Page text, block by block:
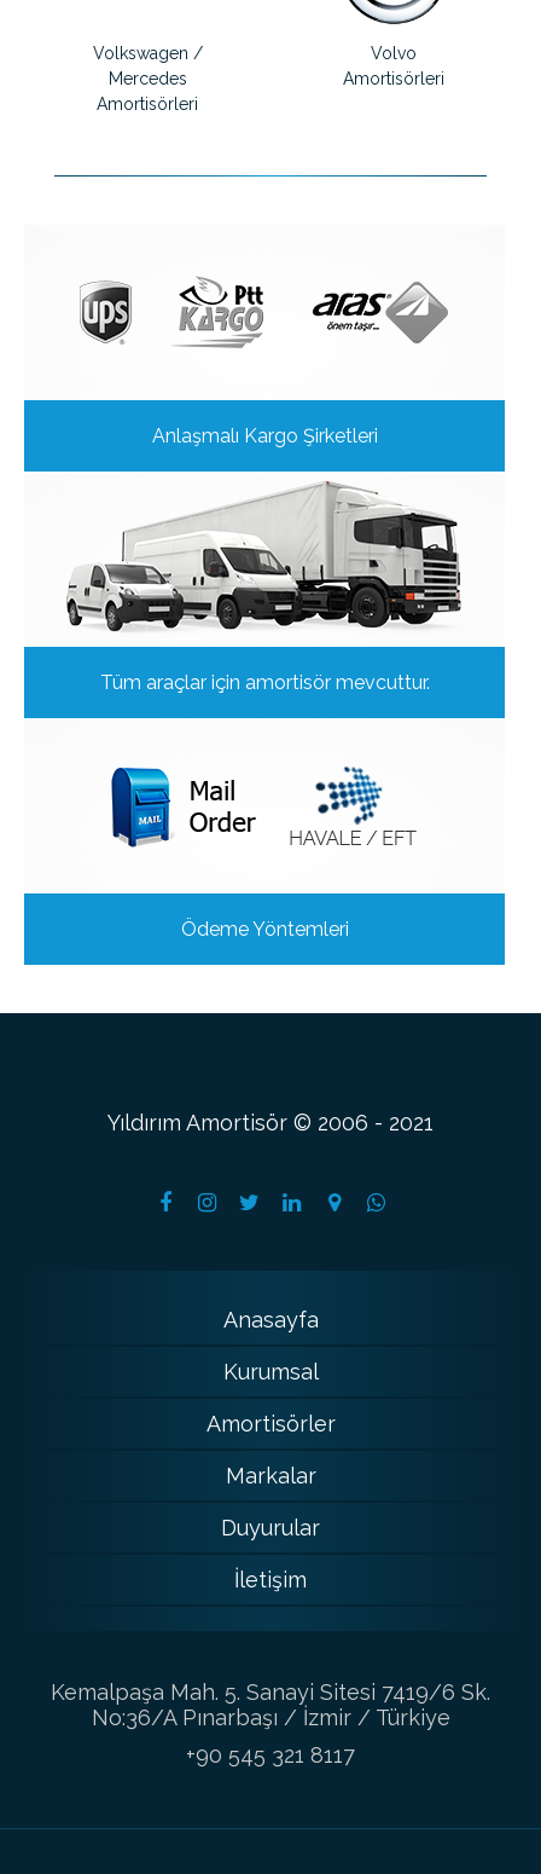
Volkswagen /
Mercedes
Amortisörleri
Volvo
Amortisörleri
Anlaşmalı Kargo Şirketleri
Tüm araçlar için amortisör mevcuttur.
Ödeme Yöntemleri
Yıldırım Amortisör © 2006 - 2021
Anasayfa
Kurumsal
Amortisörler
Markalar
Duyurular
İletişim
Kemalpaşa Mah. 5. Sanayi Sitesi 7419/6 Sk.
No:36/A Pınarbaşı / İzmir / Türkiye
+90 545 321 8117